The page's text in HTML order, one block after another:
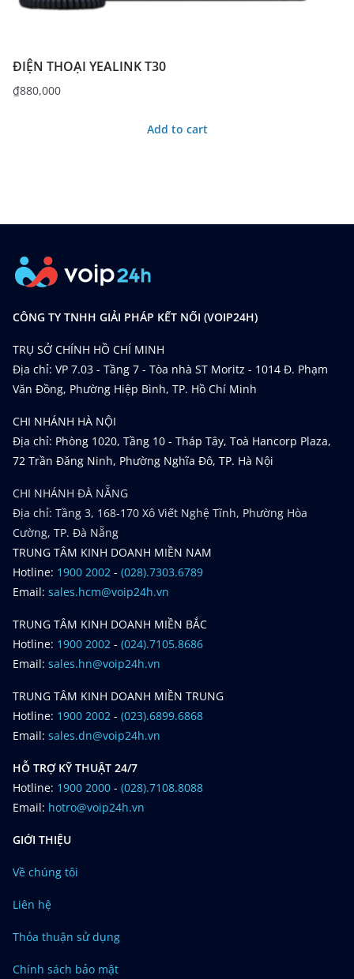
ĐIỆN THOẠI YEALINK T30
₫880,000
Add to cart
CÔNG TY TNHH GIẢI PHÁP KẾT NỐI (VOIP24H)
TRỤ SỞ CHÍNH HỒ CHÍ MINH
Địa chỉ: VP 7.03 - Tầng 7 - Tòa nhà ST Moritz - 1014 Đ. Phạm
Văn Đồng, Phường Hiệp Bình, TP. Hồ Chí Minh
CHI NHÁNH HÀ NỘI
Địa chỉ: Phòng 1020, Tầng 10 - Tháp Tây, Toà Hancorp Plaza,
72 Trần Đăng Ninh, Phường Nghĩa Đô, TP. Hà Nội
CHI NHÁNH ĐÀ NẴNG
Địa chỉ: Tầng 3, 168-170 Xô Viết Nghệ Tĩnh, Phường Hòa
Cường, TP. Đà Nẵng
TRUNG TÂM KINH DOANH MIỀN NAM
Hotline: 1900 2002 - (028).7303.6789
Email: sales.hcm@voip24h.vn
TRUNG TÂM KINH DOANH MIỀN BẮC
Hotline: 1900 2002 - (024).7105.8686
Email: sales.hn@voip24h.vn
TRUNG TÂM KINH DOANH MIỀN TRUNG
Hotline: 1900 2002 - (023).6899.6868
Email: sales.dn@voip24h.vn
HỖ TRỢ KỸ THUẬT 24/7
Hotline: 1900 2000 - (028).7108.8088
Email: hotro@voip24h.vn
GIỚI THIỆU
Về chúng tôi
Liên hệ
Thỏa thuận sử dụng
Chính sách bảo mật